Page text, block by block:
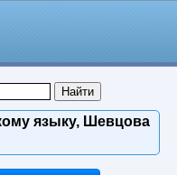
языку, Шевцова